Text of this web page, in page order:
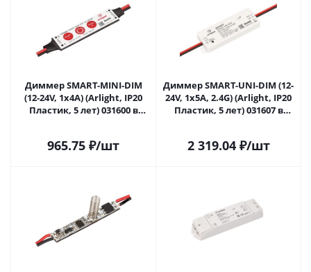
Диммер SMART-MINI-DIM
(12-24V, 1x4A) (Arlight, IP20
Пластик, 5 лет) 031600 в
965.75 ₽/шт
Диммер SMART-UNI-DIM (12-
24V, 1x5A, 2.4G) (Arlight, IP20
Пластик, 5 лет) 031607 в
2 319.04₽/шт